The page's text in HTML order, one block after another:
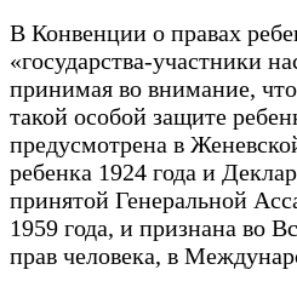
В Конвенции о правах
«государства-участники
принимая во внимание,
такой особой защите
предусмотрена в
ребенка 1924 года и
принятой Генеральной
1959 года, и признана во
прав человека, в